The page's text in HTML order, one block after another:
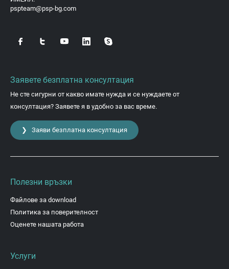
pspteam@psp-bg.com
Заявете безплатна консултация
Не сте сигурни от какво имате нужда и се нуждаете от
консултация? Заявете я в удобно за вас време.
❯ Заяви безплатна консултация
Полезни връзки
Файлове за download
Политика за поверителност
Оценете нашата работа
Услуги